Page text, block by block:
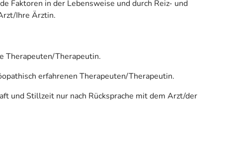
Faktoren in der Lebensweise und durch Reiz- und
Ihre Ärztin.
Therapeuten/Therapeutin.
erfahrenen Therapeuten/Therapeutin.
und Stillzeit nur nach Rücksprache mit dem Arzt/der